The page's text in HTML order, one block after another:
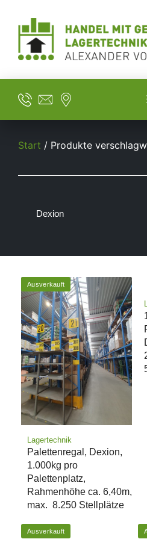
Start / Produkte
Dexion
Ausverkauft
Lagertechnik
Palettenregal, Dexion,
1.000kg pro
Palettenplatz,
Rahmenhöhe ca. 6,40m,
max. 8.250 Stellplätze
Ausverkauft